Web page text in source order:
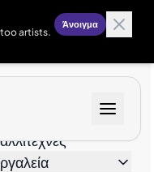
artists.
Άνοιγμα